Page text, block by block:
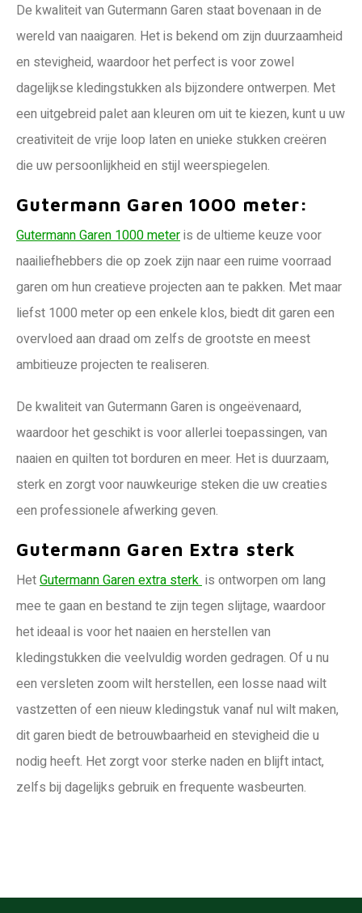
De kwaliteit van Gutermann Garen staat bovenaan in de
wereld van naaigaren. Het is bekend om zijn duurzaamheid
en stevigheid, waardoor het perfect is voor zowel
dagelijkse kledingstukken als bijzondere ontwerpen. Met
een uitgebreid palet aan kleuren om uit te kiezen, kunt u uw
creativiteit de vrije loop laten en unieke stukken creëren
die uw persoonlijkheid en stijl weerspiegelen.
Gutermann Garen 1000 meter:
Gutermann Garen 1000 meteris de ultieme keuze voor
naailiefhebbers die op zoek zijn naar een ruime voorraad
garen om hun creatieve projecten aan te pakken. Met maar
liefst 1000 meter op een enkele klos, biedt dit garen een
overvloed aan draad om zelfs de grootste en meest
ambitieuze projecten te realiseren.
De kwaliteit van Gutermann Garen is ongeëvenaard,
waardoor het geschikt is voor allerlei toepassingen, van
naaien en quilten tot borduren en meer. Het is duurzaam,
sterk en zorgt voor nauwkeurige steken die uw creaties
een professionele afwerking geven.
Gutermann Garen Extra sterk
HetGutermann Garen extra sterkis ontworpen om lang
mee te gaan en bestand te zijn tegen slijtage, waardoor
het ideaal is voor het naaien en herstellen van
kledingstukken die veelvuldig worden gedragen. Of u nu
een versleten zoom wilt herstellen, een losse naad wilt
vastzetten of een nieuw kledingstuk vanaf nul wilt maken,
dit garen biedt de betrouwbaarheid en stevigheid die u
nodig heeft. Het zorgt voor sterke naden en blijft intact,
zelfs bij dagelijks gebruik en frequente wasbeurten.